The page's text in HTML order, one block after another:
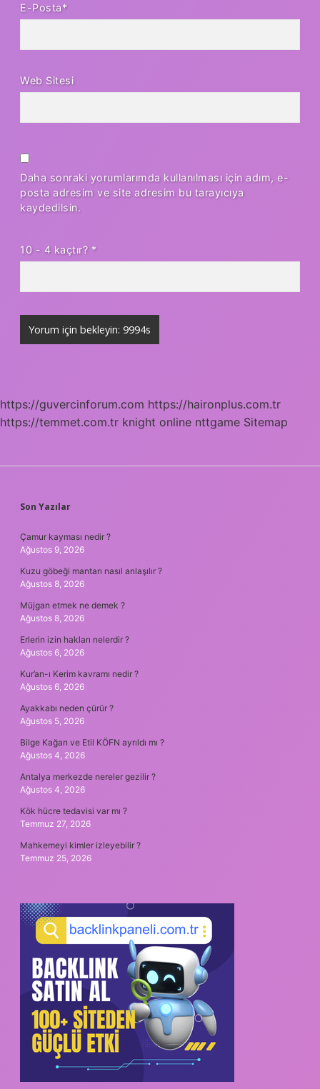
E-Posta*
Web Sitesi
Daha sonraki yorumlarımda kullanılması için adım, e-
posta adresim ve site adresim bu tarayıcıya
kaydedilsin.
10 - 4 kaçtır? *
https://guvercinforum.com https://haironplus.com.tr
https://temmet.com.tr knight online nttgame Sitemap
SIDEBAR
Son Yazılar
Çamur kayması nedir ?
Ağustos 9, 2026
Kuzu göbeği mantarı nasıl anlaşılır ?
Ağustos 8, 2026
Müjgan etmek ne demek ?
Ağustos 8, 2026
Erlerin izin hakları nelerdir ?
Ağustos 6, 2026
Kur’an-ı Kerim kavramı nedir ?
Ağustos 6, 2026
Ayakkabı neden çürür ?
Ağustos 5, 2026
Bilge Kağan ve Etil KÖFN ayrıldı mı ?
Ağustos 4, 2026
Antalya merkezde nereler gezilir ?
Ağustos 4, 2026
Kök hücre tedavisi var mı ?
Temmuz 27, 2026
Mahkemeyi kimler izleyebilir ?
Temmuz 25, 2026